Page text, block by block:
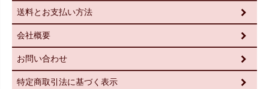
送料とお支払い方法
会社概要
お問い合わせ
特定商取引法に基づく表示